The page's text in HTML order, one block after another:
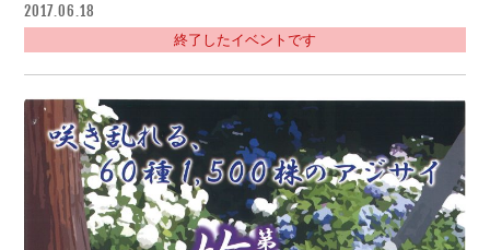
2017.06.18
終了したイベントです